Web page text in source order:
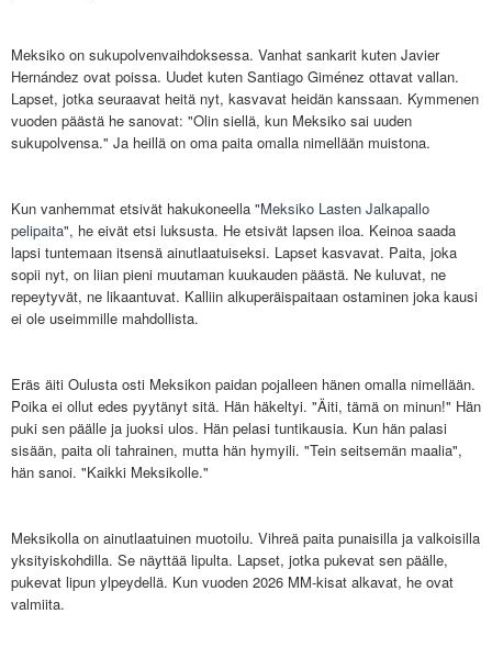
Meksiko on sukupolvenvaihdoksessa. Vanhat sankarit kuten Javier
Hernández ovat poissa. Uudet kuten Santiago Giménez ottavat vallan.
Lapset, jotka seuraavat heitä nyt, kasvavat heidän kanssaan. Kymmenen
vuoden päästä he sanovat: "Olin siellä, kun Meksiko sai uuden
sukupolvensa." Ja heillä on oma paita omalla nimellään muistona.
Kun vanhemmat etsivät hakukoneella "Meksiko Lasten Jalkapallo
pelipaita", he eivät etsi luksusta. He etsivät lapsen iloa. Keinoa saada
lapsi tuntemaan itsensä ainutlaatuiseksi. Lapset kasvavat. Paita, joka
sopii nyt, on liian pieni muutaman kuukauden päästä. Ne kuluvat, ne
repeytyvät, ne likaantuvat. Kalliin alkuperäispaitaan ostaminen joka kausi
ei ole useimmille mahdollista.
Eräs äiti Oulusta osti Meksikon paidan pojalleen hänen omalla nimellään.
Poika ei ollut edes pyytänyt sitä. Hän häkeltyi. "Äiti, tämä on minun!" Hän
puki sen päälle ja juoksi ulos. Hän pelasi tuntikausia. Kun hän palasi
sisään, paita oli tahrainen, mutta hän hymyili. "Tein seitsemän maalia",
hän sanoi. "Kaikki Meksikolle."
Meksikolla on ainutlaatuinen muotoilu. Vihreä paita punaisilla ja valkoisilla
yksityiskohdilla. Se näyttää lipulta. Lapset, jotka pukevat sen päälle,
pukevat lipun ylpeydellä. Kun vuoden 2026 MM-kisat alkavat, he ovat
valmiita.